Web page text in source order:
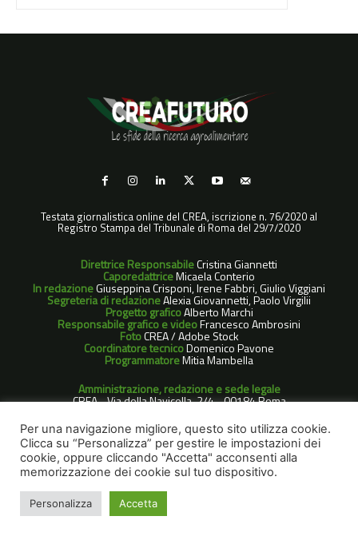
Testata giornalistica online del CREA, iscrizione n. 76/2020 al
Registro Stampa del Tribunale di Roma del 29/7/2020
Direttrice ResponsabileCristina Giannetti
CaporedattriceMicaela Conterio
In redazioneGiuseppina Crisponi, Irene Fabbri, Giulio Viggiani
Segreteria di redazioneAlexia Giovannetti, Paolo Virgilii
Progetto graficoAlberto Marchi
Responsabile grafico e videoFrancesco Ambrosini
FotoCREA / Adobe Stock
Coordinatore tecnicoDomenico Pavone
ProgrammatoreMitia Mambella
Amministrazione, redazione e sede legale
CREA - Via della Navicella, 2/4 - 00184 Roma
sotto la licenza Creative Commons Attribuzione 4.0
Internazionale - Non commerciale - Condividi allo stesso modo.
Significa che può essere riprodotto a patto di citareCreaFuturo,
le sfide della ricerca agroalimentare , di non usarlo per fini
commerciali e di condividerlo con la stessa licenza.
Per questioni di diritti, non possiamo applicare questa licenza
alle foto.
Per una navigazione migliore, questo sito utilizza cookie.
Clicca su “Personalizza” per gestire le impostazioni dei
cookie, oppure cliccando "Accetta" acconsenti alla
memorizzazione dei cookie sul tuo dispositivo.
Personalizza Accetta